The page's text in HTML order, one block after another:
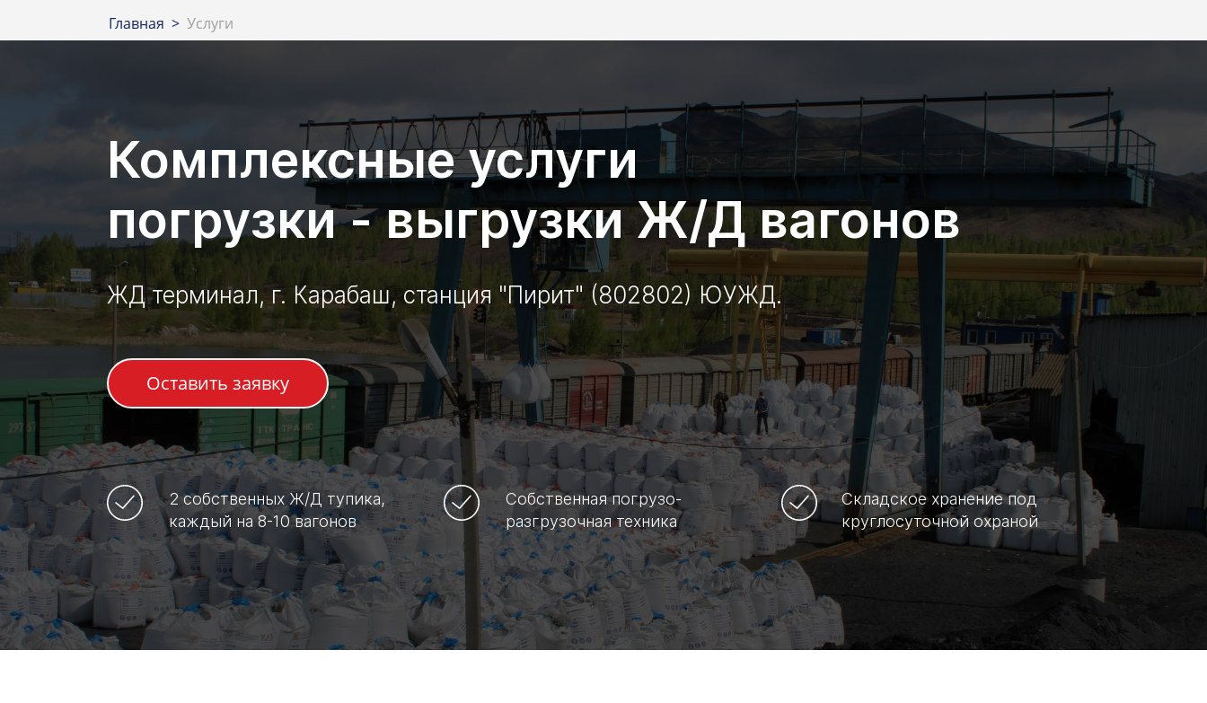
Главная > Услуги
Комплексные услуги
погрузки - выгрузки Ж/Д вагонов
ЖД терминал, г. Карабаш, станция "Пирит" (802802) ЮУЖД.
Оставить заявку
2 собственных Ж/Д тупика,
каждый на 8-10 вагонов
Собственная погрузо-
разгрузочная техника
Складское хранение под
круглосуточной охраной